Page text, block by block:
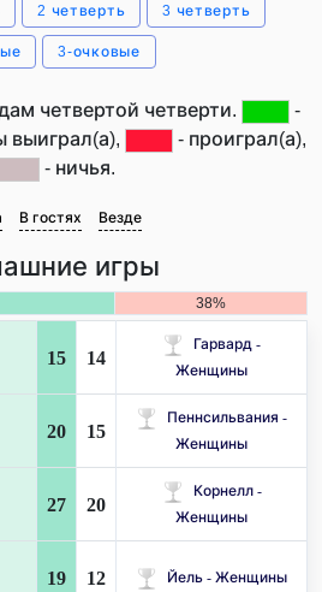
2 четверть 3 четверть
3-очковые
четвертой четверти.
-
- проиграл(а),
- ничья.
В гостях Везде
игры
38%
15 14
Гарвард -
Женщины
20 15
Пеннсильвания -
Женщины
27 20
Корнелл -
Женщины
19 12 Йель - Женщины